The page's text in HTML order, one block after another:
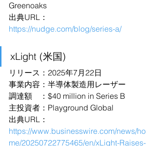
Greenoaks
出典URL：
https://nudge.com/blog/series-a/
xLight (米国)
リリース：2025年7月22日
事業内容：半導体製造用レーザー
調達額　：$40 million in Series B
主投資者：Playground Global
出典URL：
https://www.businesswire.com/news/ho
me/20250722775465/en/xLight-Raises-